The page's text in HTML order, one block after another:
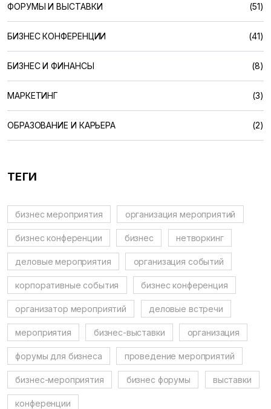
ФОРУМЫ И ВЫСТАВКИ (51)
БИЗНЕС КОНФЕРЕНЦИИ (41)
БИЗНЕС И ФИНАНСЫ (8)
МАРКЕТИНГ (3)
ОБРАЗОВАНИЕ И КАРЬЕРА (2)
ТЕГИ
бизнес мероприятия организация мероприятий
бизнес конференции бизнес нетворкинг
деловые мероприятия организация событий
корпоративные события бизнес конференция
организатор мероприятий деловые встречи
мероприятия бизнес-выставки организация
форумы для бизнеса проведение мероприятий
бизнес-мероприятия бизнес форумы выставки
конференции